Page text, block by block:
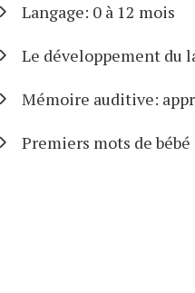
Langage: 0 à 12 mois
Le développement du
Mémoire auditive:
Premiers mots de bébé